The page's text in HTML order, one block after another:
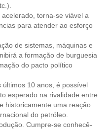
torna-se viável a
para atender ao esforço
de sistemas, máquinas e
a formação de burguesia
do pacto político
10 anos, é possível
esperado na rivalidade entre
historicamente uma reação
do petróleo.
Cumpre-se conhecê-